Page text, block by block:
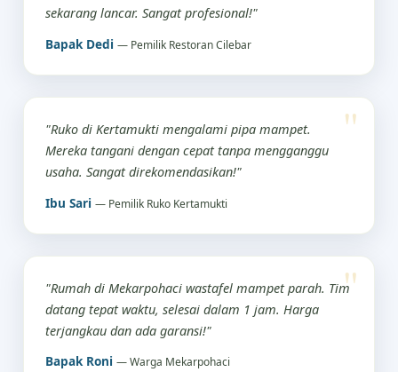
sekarang lancar. Sangat profesional!"
Bapak Dedi — Pemilik Restoran Cilebar
"Ruko di Kertamukti mengalami pipa mampet.
Mereka tangani dengan cepat tanpa mengganggu
usaha. Sangat direkomendasikan!"
Ibu Sari — Pemilik Ruko Kertamukti
"Rumah di Mekarpohaci wastafel mampet parah. Tim
datang tepat waktu, selesai dalam 1 jam. Harga
terjangkau dan ada garansi!"
Bapak Roni — Warga Mekarpohaci